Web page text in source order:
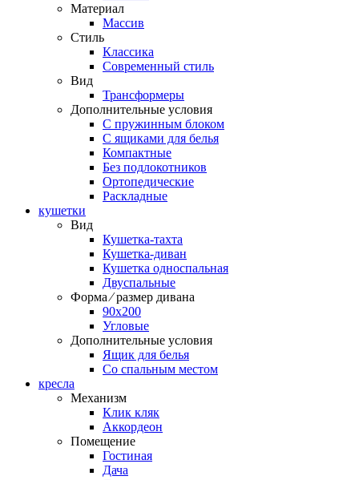
Материал
Массив
Стиль
Классика
Современный стиль
Вид
Трансформеры
Дополнительные условия
С пружинным блоком
С ящиками для белья
Компактные
Без подлокотников
Ортопедические
Раскладные
кушетки
Вид
Кушетка-тахта
Кушетка-диван
Кушетка односпальная
Двуспальные
Форма ⁄ размер дивана
90х200
Угловые
Дополнительные условия
Ящик для белья
Со спальным местом
кресла
Механизм
Клик кляк
Аккордеон
Помещение
Гостиная
Дача